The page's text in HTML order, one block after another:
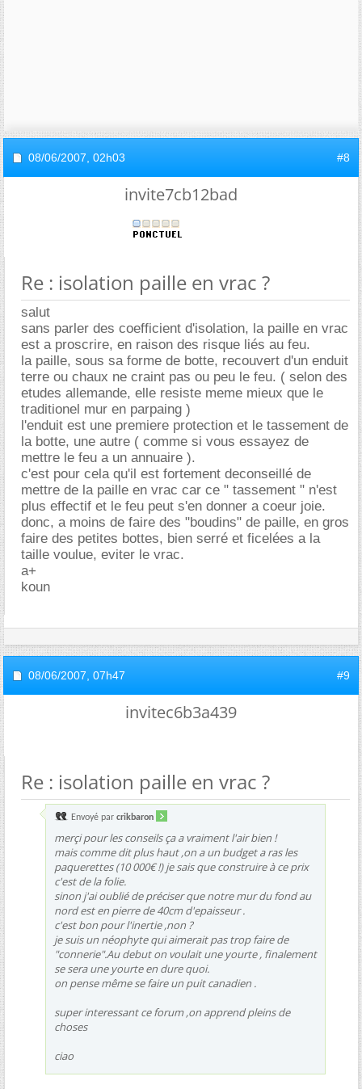
08/06/2007, 02h03 #8
invite7cb12bad
Re : isolation paille en vrac ?
salut
sans parler des coefficient d'isolation, la paille en vrac
est a proscrire, en raison des risque liés au feu.
la paille, sous sa forme de botte, recouvert d'un enduit
terre ou chaux ne craint pas ou peu le feu. ( selon des
etudes allemande, elle resiste meme mieux que le
traditionel mur en parpaing )
l'enduit est une premiere protection et le tassement de
la botte, une autre ( comme si vous essayez de
mettre le feu a un annuaire ).
c'est pour cela qu'il est fortement deconseillé de
mettre de la paille en vrac car ce " tassement " n'est
plus effectif et le feu peut s'en donner a coeur joie.
donc, a moins de faire des "boudins" de paille, en gros
faire des petites bottes, bien serré et ficelées a la
taille voulue, eviter le vrac.
a+
koun
08/06/2007, 07h47 #9
invitec6b3a439
Re : isolation paille en vrac ?
Envoyé par crikbaron
merçi pour les conseils ça a vraiment l'air bien !
mais comme dit plus haut ,on a un budget a ras les
paquerettes (10 000€ !) je sais que construire à ce prix
c'est de la folie.
sinon j'ai oublié de préciser que notre mur du fond au
nord est en pierre de 40cm d'epaisseur .
c'est bon pour l'inertie ,non ?
je suis un néophyte qui aimerait pas trop faire de
"connerie".Au debut on voulait une yourte , finalement
se sera une yourte en dure quoi.
on pense même se faire un puit canadien .
super interessant ce forum ,on apprend pleins de
choses
ciao